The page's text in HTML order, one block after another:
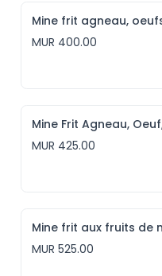
Mine frit agneau,
MUR 400.00
MUR 425.00
Mine frit aux fruits de
MUR 525.00